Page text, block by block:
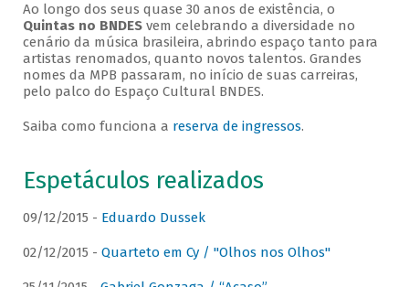
Ao longo dos seus quase 30 anos de existência, o
Quintas no BNDESvem celebrando a diversidade no
cenário da música brasileira, abrindo espaço tanto para
artistas renomados, quanto novos talentos. Grandes
nomes da MPB passaram, no início de suas carreiras,
pelo palco do Espaço Cultural BNDES.
Saiba como funciona a reserva de ingressos.
Espetáculos realizados
09/12/2015 - Eduardo Dussek
02/12/2015 - Quarteto em Cy / "Olhos nos Olhos"